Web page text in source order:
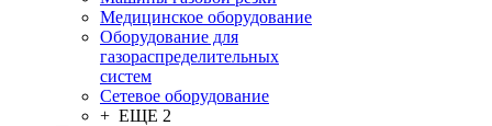
Медицинское оборудование
Оборудование для
газораспределительных
систем
Сетевое оборудование
+ ЕЩЕ 2